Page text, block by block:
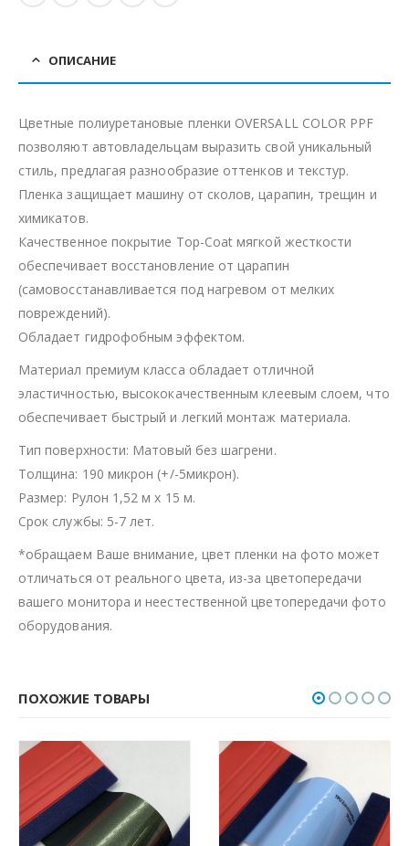
ОПИСАНИЕ
Цветные полиуретановые пленки OVERSALL COLOR PPF
позволяют автовладельцам выразить свой уникальный
стиль, предлагая разнообразие оттенков и текстур.
Пленка защищает машину от сколов, царапин, трещин и
химикатов.
Качественное покрытие Top-Coat мягкой жесткости
обеспечивает восстановление от царапин
(самовосстанавливается под нагревом от мелких
повреждений).
Обладает гидрофобным эффектом.
Материал премиум класса обладает отличной
эластичностью, высококачественным клеевым слоем, что
обеспечивает быстрый и легкий монтаж материала.
Тип поверхности: Матовый без шагрени.
Толщина: 190 микрон (+/-5микрон).
Размер: Рулон 1,52 м х 15 м.
Срок службы: 5-7 лет.
*обращаем Ваше внимание, цвет пленки на фото может
отличаться от реального цвета, из-за цветопередачи
вашего монитора и неестественной цветопередачи фото
оборудования.
ПОХОЖИЕ ТОВАРЫ